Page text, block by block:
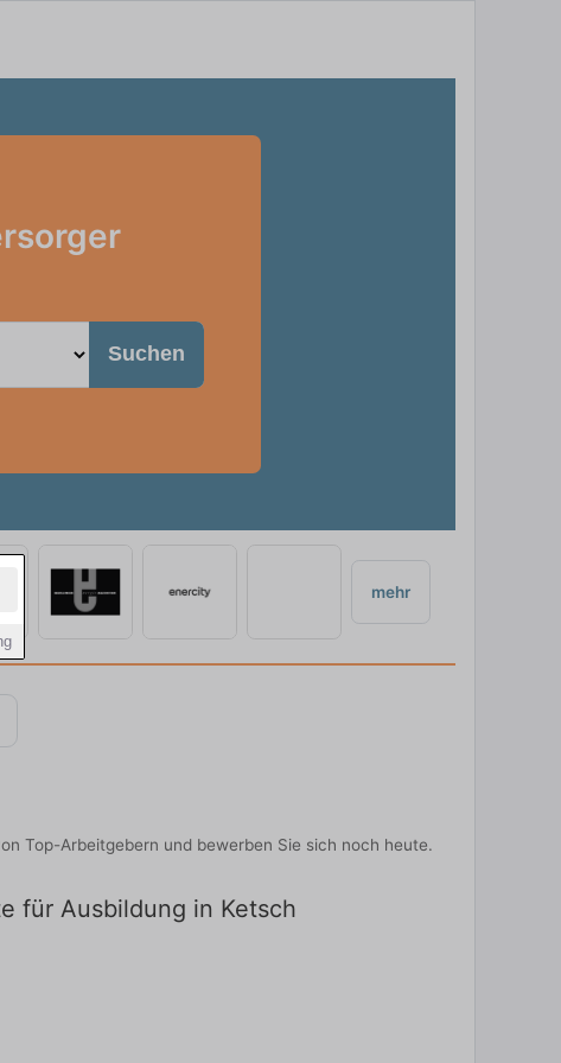
Suchen
mehr
Top-Arbeitgebern und bewerben Sie sich noch heute.
für Ausbildung in Ketsch